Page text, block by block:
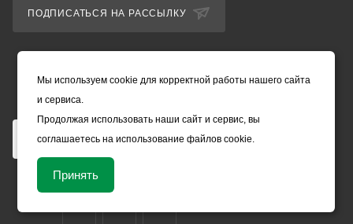
ПОДПИСАТЬСЯ НА РАССЫЛКУ
ОБРАБОТКА ПЕРСОНАЛЬНЫХ ДАННЫХ
Мы используем cookie для корректной работы нашего сайта
и сервиса.
Продолжая использовать наши сайт и сервис, вы
соглашаетесь на использование файлов cookie.
Принять